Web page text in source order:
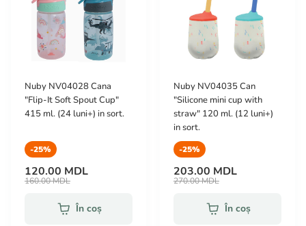
Nuby NV04028 Cana
"Flip-It Soft Spout Cup"
415 ml. (24 luni+) in sort.
-25%
120.00 MDL
160.00 MDL
În coș
Nuby NV04035 Can
"Silicone mini cup with
straw" 120 ml. (12 luni+)
in sort.
-25%
203.00 MDL
270.00 MDL
În coș